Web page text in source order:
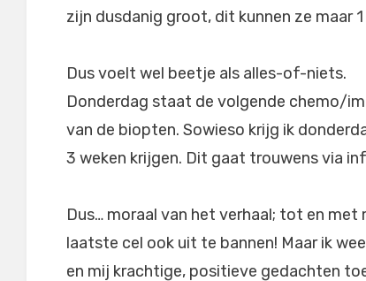
zijn dusdanig groot, dit kunnen ze maar
Dus voelt wel beetje als alles-of-niets.
Donderdag staat de volgende chemo/
van de biopten. Sowieso krijg ik
3 weken krijgen. Dit gaat trouwens via
Dus… moraal van het verhaal; tot en
laatste cel ook uit te bannen! Maar ik
en mij krachtige, positieve gedachten